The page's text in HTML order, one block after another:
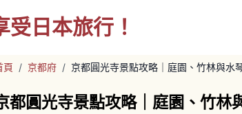
受 日本旅行！
頁 / 京都府 / 京都圓光寺景點攻略｜庭園、竹林與水
都圓光寺景點攻略｜庭園、竹林